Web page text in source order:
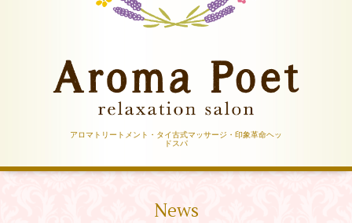
アロマトリートメント・タイ古式マッサージ・印象革命ヘッ
ドスパ
News